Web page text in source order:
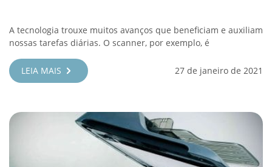
A tecnologia trouxe muitos avanços que beneficiam e auxiliam
nossas tarefas diárias. O scanner, por exemplo, é
LEIA MAIS 27 de janeiro de 2021